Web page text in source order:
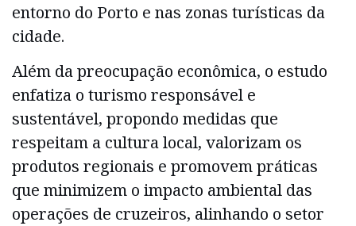
entorno do Porto e nas zonas turísticas da
cidade.
Além da preocupação econômica, o estudo
enfatiza o turismo responsável e
sustentável, propondo medidas que
respeitam a cultura local, valorizam os
produtos regionais e promovem práticas
que minimizem o impacto ambiental das
operações de cruzeiros, alinhando o setor